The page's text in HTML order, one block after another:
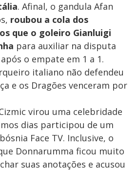
. Afinal, o gandula Afan
roubou a cola dos
que o goleiro Gianluigi
para auxiliar na disputa
o empate em 1 a 1.
italiano não defendeu
e os Dragões venceram por
virou uma celebridade
dias participou de um
Face TV. Inclusive, o
Donnarumma ficou muito
suas anotações e acusou